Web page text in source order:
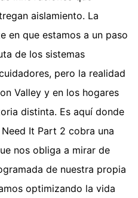
aislamiento. La
en que estamos a un paso
de los sistemas
pero la realidad
Valley y en los hogares
distinta. Es aquí donde
It Part 2 cobra una
nos obliga a mirar de
de nuestra propia
optimizando la vida